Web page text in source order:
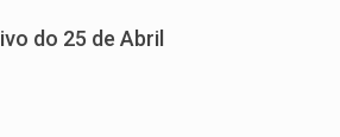
do 25 de Abril